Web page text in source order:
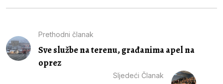
Prethodni članak
Sve službe na terenu, građanima apel na
oprez
Sljedeći Članak